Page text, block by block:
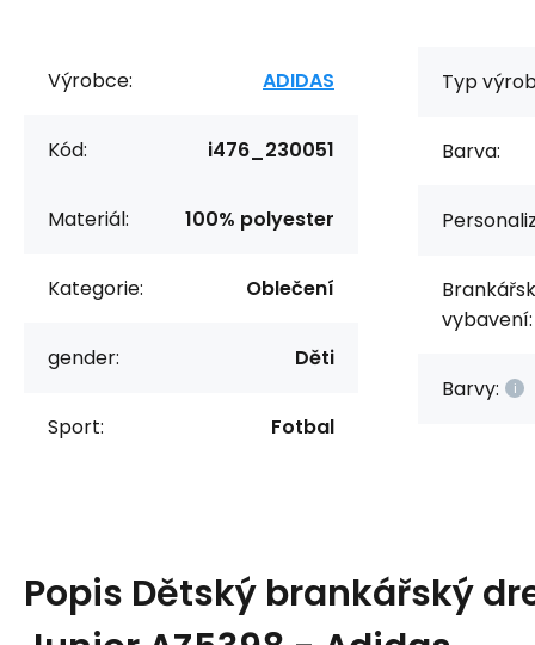
Výrobce: ADIDAS
Kód: i476_230051
Materiál: 100% polyester
Kategorie: Oblečení
gender: Děti
Sport: Fotbal
Typ
Barva:
vybavení:
Barvy:
Popis Dětský brankářský